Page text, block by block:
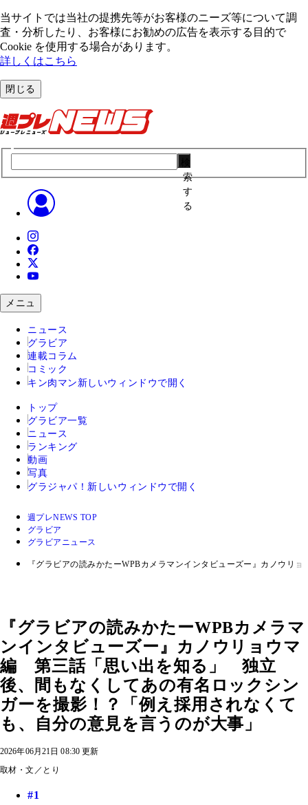
当サイトでは当社の提携先等がお客様のニーズ等について調
査・分析したり、お客様にお勧めの広告を表⽰する⽬的で
Cookie を使⽤する場合があります。
詳しくはこちら
閉じる
索
す
る
メニュ
ニュース
グラビア
連載コラム
コミック
キン肉マン 新しいウィンドウで開く
トップ
グラビア一覧
ニュース
ランキング
動画
写真
グラジャパ！ 新しいウィンドウで開く
週プレNEWS TOP
グラビア
グラビアニュース
『グラビアの読みかたーWPBカメラマンインタビューズー』カノウ
『グラビアの読みかたーWPBカメラマ
ンインタビューズー』カノウリョウマ
編 第三話「思い出を知る」 独立
後、間もなくしてあの有名ロックシン
ガーを撮影！？「例え採用されなくて
も、自分の意見を言うのが大事」
2026年06月21日 08:30 更新
取材・文／とり
#1